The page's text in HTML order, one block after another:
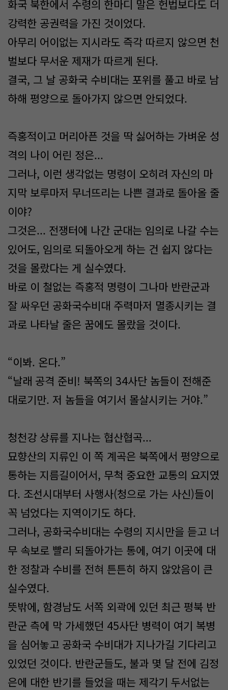
화국 북한에서 수령의 한마디 말은 헌법보다도 더
강력한 공권력을 가진 것이었다.
아무리 어이없는 지시라도 즉각 따르지 않으면 천
벌보다 무서운 제재가 따르게 된다.
결국, 그 날 공화국 수비대는 포위를 풀고 바로 남
하해 평양으로 돌아가지 않으면 안되었다.
즉홍적이고 머리아픈 것을 딱 싫어하는 가벼운 성
격의 나이 어린 정은...
그러나, 이런 생각없는 명령이 오히려 자신의 마
지막 보루마저 무너뜨리는 나쁜 결과로 돌아올 줄
이야?
그것은... 전쟁터에 나간 군대는 임의로 나갈 수는
있어도, 임의로 되돌아오게 하는 건 쉽지 않다는
것을 몰랐다는 게 실수였다.
바로 이 철없는 즉홍적 명령이 그나마 반란군과
잘 싸우던 공화국수비대 주력마저 멸종시키는 결
과로 나타날 줄은 꿈에도 몰랐을 것이다.
“이봐. 온다.”
“날래 공격 준비! 북쪽의 34사단 놈들이 전해준
대로기만. 저 놈들을 여기서 몰살시키는 거야.”
청천강 상류를 지나는 협산협곡...
묘향산의 지류인 이 쪽 계곡은 북쪽에서 평양으로
통하는 지름길이어서, 무척 중요한 교통의 요지였
다. 조선시대부터 사행사(청으로 가는 사신)들이
꼭 넘었다는 지역이기도 하다.
그러나, 공화국수비대는 수령의 지시만을 듣고 너
무 속보로 빨리 되돌아가는 통에, 여기 이곳에 대
한 정찰과 수비를 전혀 튼튼히 하지 않았음이 큰
실수였다.
뜻밖에, 함경남도 서쪽 외곽에 있던 최근 평북 반
란군 측에 막 가세했던 45사단 병력이 여기 복병
을 심어놓고 공화국 수비대가 지나가길 기다리고
있었던 것이다. 반란군들도, 불과 몇 달 전에 김정
은에 대한 반기를 들었을 때는 제각기 두서없는